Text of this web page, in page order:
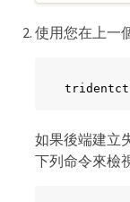
-
使用您在上一
如果後端建立
下列命令來檢